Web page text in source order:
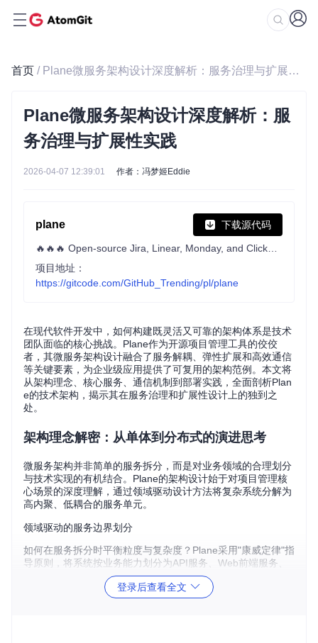
首页 / Plane微服务架构设计深度解析：服务治理与扩展性实践
Plane微服务架构设计深度解析：服
务治理与扩展性实践
2026-04-07 12:39:01 作者：冯梦姬Eddie
plane 下载源代码
项目地址：
https://gitcode.com/GitHub_Trending/pl/plane
在现代软件开发中，如何构建既灵活又可靠的架构体系是技术
团队面临的核心挑战。Plane作为开源项目管理工具的佼佼
者，其微服务架构设计融合了服务解耦、弹性扩展和高效通信
等关键要素，为企业级应用提供了可复用的架构范例。本文将
从架构理念、核心服务、通信机制到部署实践，全面剖析Plan
e的技术架构，揭示其在服务治理和扩展性设计上的独到之
处。
架构理念解密：从单体到分布式的演进思考
微服务架构并非简单的服务拆分，而是对业务领域的合理划分
与技术实现的有机结合。Plane的架构设计始于对项目管理核
心场景的深度理解，通过领域驱动设计方法将复杂系统分解为
高内聚、低耦合的服务单元。
领域驱动的服务边界划分
如何在服务拆分时平衡粒度与复杂度？Plane采用"康威定律"指
导原则，将系统按业务能力划分为API服务、Web前端服务、
实时协作服务和代理服务四大核心模块。这种划分既遵循了业
务领域的自然边界，又确保了各服务的独立演进能力。每个服
务围绕特定业务领域构建，如API服务专注于业务逻辑处理，
登录后查看全文